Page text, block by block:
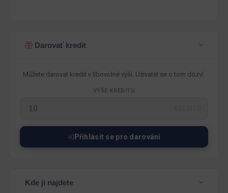
Darovať kredit
Můžete darovat kredit v libovolné výši. Uživatel se o tom dozví.
VÝŠE KREDITU
Přihlásit se pro darování
Kde ji najdete